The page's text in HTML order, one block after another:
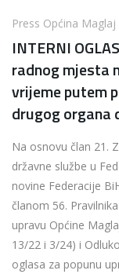
Press Općina
INTERNI
radnog mjesta
vrijeme putem
drugog organa
Na osnovu član 21.
državne službe u
novine Federacije
članom 56.
upravu Općine
13/22 i 3/24) i
oglasa za popunu